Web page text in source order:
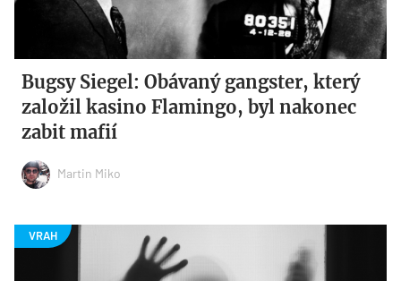
Bugsy Siegel: Obávaný gangster, který
založil kasino Flamingo, byl nakonec
zabit mafií
Martin Miko